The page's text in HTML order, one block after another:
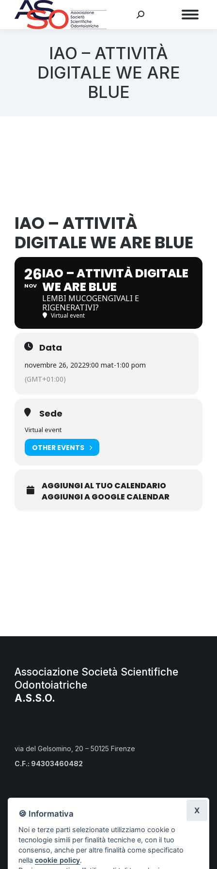
IAO – ATTIVITÀ
DIGITALE WE ARE
BLUE
IAO – ATTIVITÀ
DIGITALE WE ARE BLUE
26
NOV
IAO – ATTIVITÀ DIGITALE
WE ARE BLUE
LEMBI MUCOGENGIVALI E
RIGENERATIVI?
Virtual event
Data
novembre 26, 20229:00 mat-1:00 pom
(GMT+01:00)
Sede
Virtual event
OTHER EVENTS
AGGIUNGI AL TUO CALENDARIO
AGGIUNGI A GOOGLE CALENDAR
Associazione Società Scientifiche
Odontoiatriche
A.S.S.O.
via del Gelsomino, 20 – 50125 Firenze
C.F.: 94303460482
Risorse per i professionisti
Risorse per i cittadini
Risorse per gli Studenti CLMOPD
A.S.S.O.
🍪 Informativa
Noi e terze parti selezionate utilizziamo cookie o
tecnologie simili per finalità tecniche e, con il tuo
consenso, anche per altre finalità come specificato
nellacookie policy.
X